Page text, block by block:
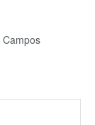
Campos